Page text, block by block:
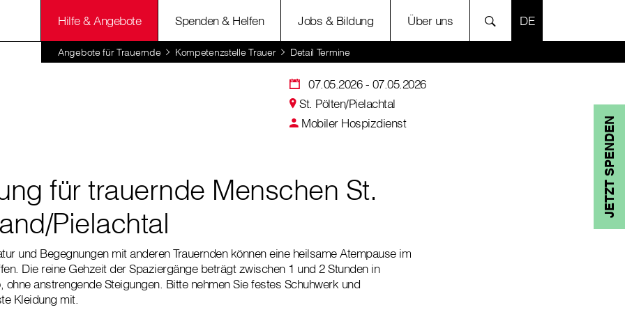
Hilfe & Angebote Spenden & Helfen Jobs & Bildung Über uns SPRACHE
Angebote für Trauernde Kompetenzstelle Trauer Detail Termine
JETZT SPENDEN
07.05.2026- 07.05.2026
St. Pölten/Pielachtal
Mobiler Hospizdienst
für trauernde Menschen St.
Pielachtal
und Begegnungen mit anderen Trauernden können eine heilsame Atempause im
Die reine Gehzeit der Spaziergänge beträgt zwischen 1 und 2 Stunden in
ohne anstrengende Steigungen. Bitte nehmen Sie festes Schuhwerk und
Kleidung mit.